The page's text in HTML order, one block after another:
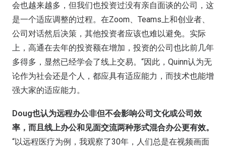
会也越来越多，但我们也投资过没有亲自面谈的公司，这
是一个适应调整的过程。在Zoom、Teams上和创业者、
公司对话然后决策，其他投资者应该也难以避免。实际
上，高通在去年的投资额在增加，投资的公司也比前几年
多得多，显然已经学会了线上交易。“因此，Quinn认为无
论作为社会还是个人，都应具有适应能力，而技术也能增
强大家的适应能力。
Doug也认为远程办公非但不会影响公司文化或公司效
率，而且线上办公和见面交流两种形式混合办公更有效。
“以远程医疗为例，我观察了30年，人们总是在视频画面